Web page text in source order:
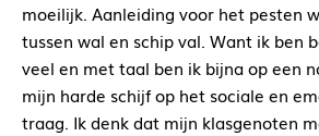
moeilijk. Aanleiding voor het pesten
tussen wal en schip val. Want ik ben
veel en met taal ben ik bijna op een
mijn harde schijf op het sociale en
traag. Ik denk dat mijn klasgenoten